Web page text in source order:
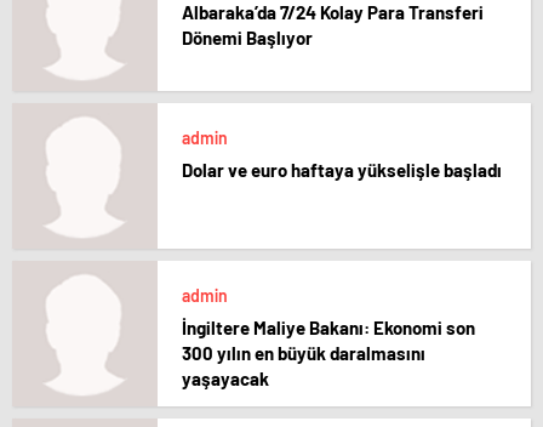
Albaraka’da 7/24 Kolay Para Transferi
Dönemi Başlıyor
admin
Dolar ve euro haftaya yükselişle başladı
admin
İngiltere Maliye Bakanı: Ekonomi son
300 yılın en büyük daralmasını
yaşayacak